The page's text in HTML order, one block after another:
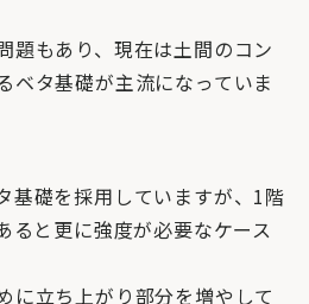
題もあり、現在は土間のコン
ベタ基礎が主流になっていま
基礎を採用していますが、1階
ると更に強度が必要なケース
に立ち上がり部分を増やして